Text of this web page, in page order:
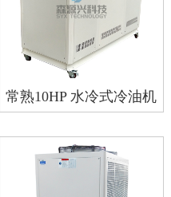
常熟10HP 水冷式冷油机